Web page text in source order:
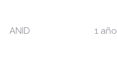
ANID 1 año